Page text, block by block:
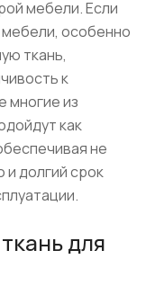
мебели. Если
особенно
ткань,
к
многие из
как
не
и долгий срок
для